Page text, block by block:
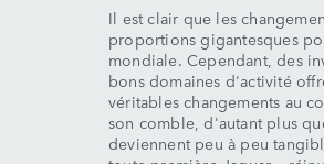
Il est clair que les
proportions gigantesques
mondiale. Cependant, des
bons domaines d'activité
véritables changements au
son comble, d'autant plus
deviennent peu à peu